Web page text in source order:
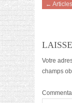
←
Votre
champs